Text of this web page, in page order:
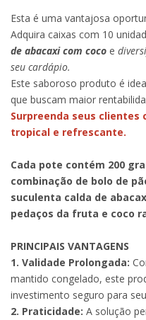
Esta é uma vantajosa
Adquira caixas com 10
de abacaxi com coco e
seu cardápio.
Este saboroso produto é
que buscam maior
Surpreenda seus clientes
tropical e refrescante.
Cada pote contém 200
combinação de bolo de
suculenta calda de
pedaços da fruta e coco
PRINCIPAIS VANTAGENS
1. Validade Prolongada:
mantido congelado, este
investimento seguro para
2. Praticidade: A solução